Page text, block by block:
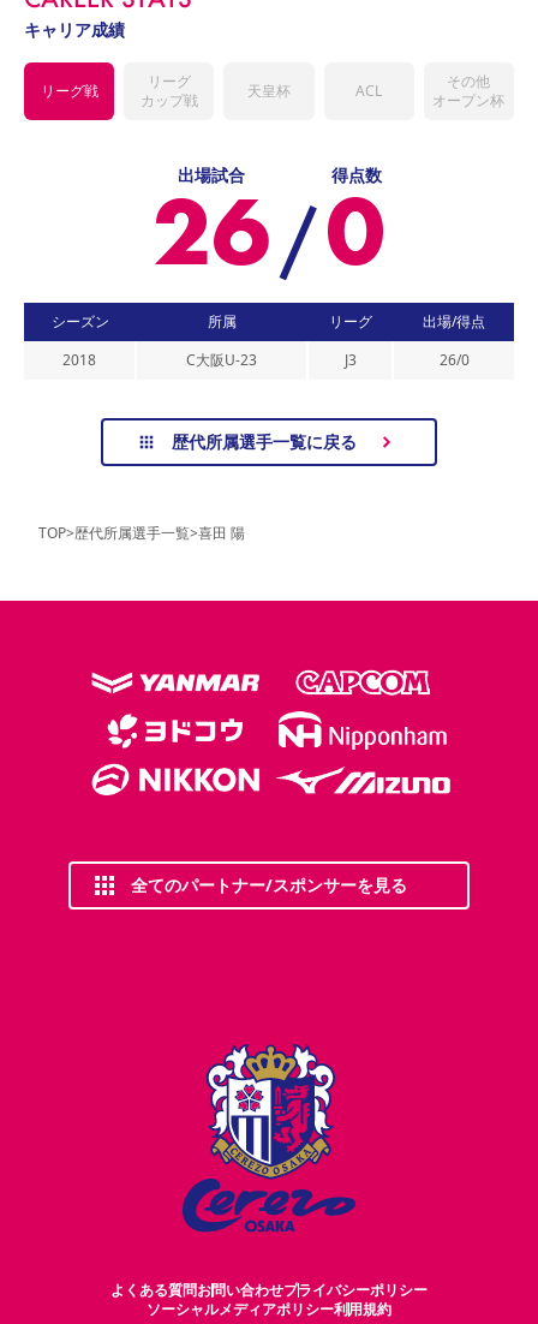
セレッソ大阪アカデミー
大人のサッカースクール
キャリア成績
リーグ戦
リーグ
カップ戦
天皇杯 ACL
その他
オープン杯
出場試合
26/
得点数
0
シーズン 所属 リーグ
出場/得点
2018
C大阪U-23 J3 26/0
歴代所属選手一覧に戻る
TOP>歴代所属選手一覧>喜田 陽
全てのパートナー/スポンサーを見る
よくある質問お問い合わせプライバシーポリシー
ソーシャルメディアポリシー利用規約